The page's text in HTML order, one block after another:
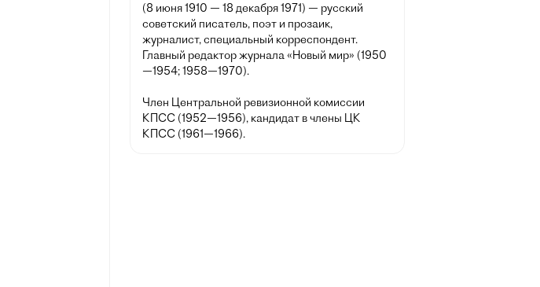
(8 июня 1910 — 18 декабря 1971) — русский
советский писатель, поэт и прозаик,
журналист, специальный корреспондент.
Главный редактор журнала «Новый мир» (1950
—1954; 1958—1970).
Член Центральной ревизионной комиссии
КПСС (1952—1956), кандидат в члены ЦК
КПСС (1961—1966).